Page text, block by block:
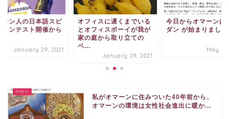
ーン人の日本語スピ
コンテスト開催から
January 29, 2021
オフィスに遅くまでいる
とオフィスボーイが我が
家の庭から取り立ての
ベ...
January 29, 2021
今日からオマーンは
ダン が始まりました
May 2,
私がオマーンに住みついた40年前から、
オマーンの環境は女性社会進出に暖か...